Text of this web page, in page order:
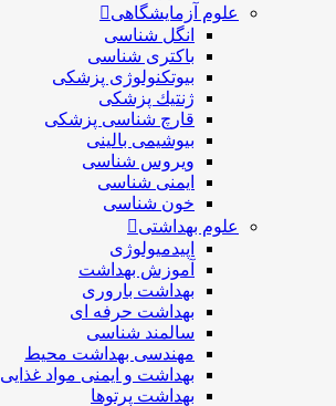
علوم آزمایشگاهی
انگل شناسی
باکتری شناسی
بیوتکنولوژی پزشکی
ژنتيك پزشکی
قارچ شناسی پزشكی
بیوشیمی بالینی
ویروس شناسی
ایمنی شناسی
خون شناسی
علوم بهداشتی
اپیدمیولوژی
آموزش بهداشت
بهداشت باروری
بهداشت حرفه ای
سالمند شناسی
مهندسی بهداشت محيط
بهداشت و ایمنی مواد غذایی
بهداشت پرتوها